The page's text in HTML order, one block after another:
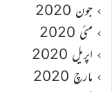
جون 2020
مئی 2020
اپریل 2020
مارچ 2020